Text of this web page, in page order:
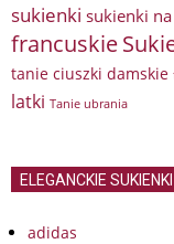
sukienki sukienki
francuskie
tanie ciuszki damskie
latki Tanie ubrania
ELEGANCKIE
adidas